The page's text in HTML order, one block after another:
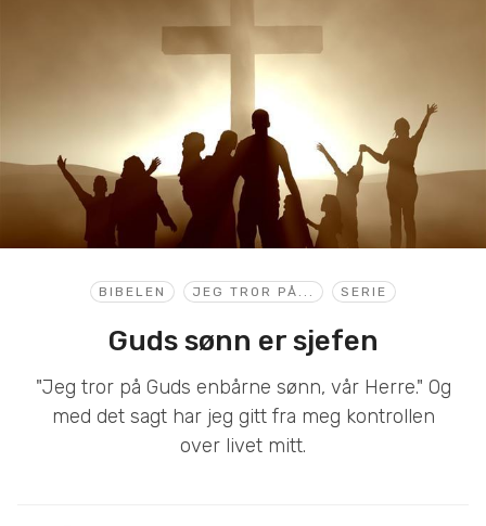
BIBELEN JEG TROR PÅ... SERIE
Guds sønn er sjefen
"Jeg tror på Guds enbårne sønn, vår Herre." Og
med det sagt har jeg gitt fra meg kontrollen
over livet mitt.